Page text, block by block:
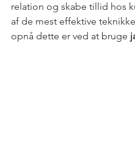
relation og skabe tillid hos
af de mest effektive
opnå dette er ved at bruge